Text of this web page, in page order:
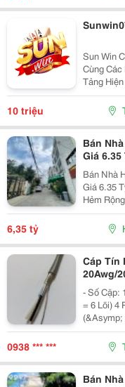
Sun Win
Cùng Các
Tảng
Ổn Định,
Thiết Bị.
Được...
10 triệu
Bán
Giá 6.35
Bán Nhà
Giá 6.35
Hẻm
3.4M X
Hoàn
6,35 tỷ
Cáp Tín
20Awg/
Nẵng,
- Số Cặp:
= 6 Lõi) 4 Pair (4P =
)/ 2 Lớp
Vật Liệu:
0938 *** ***
Bán